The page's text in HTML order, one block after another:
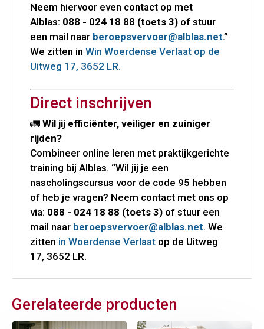
Neem hiervoor even contact op met
Alblas: 088 - 024 18 88 (toets 3) of stuur
een mail naar beroepsvervoer@alblas.net.”
We zitten in Win Woerdense Verlaat op de
Uitweg 17, 3652 LR.
Direct inschrijven
🚛 Wil jij efficiënter, veiliger en zuiniger
rijden?
Combineer online leren met praktijkgerichte
training bij Alblas. “Wil jij je een
nascholingscursus voor de code 95 hebben
of heb je vragen? Neem contact met ons op
via: 088 - 024 18 88 (toets 3) of stuur een
mail naar beroepsvervoer@alblas.net. We
zitten in Woerdense Verlaat op de Uitweg
17, 3652 LR.
Gerelateerde producten